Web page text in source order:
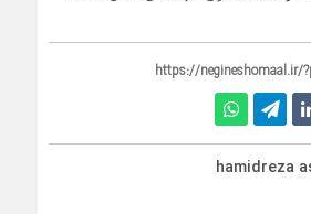
https://negineshomaal.ir/
hamidreza